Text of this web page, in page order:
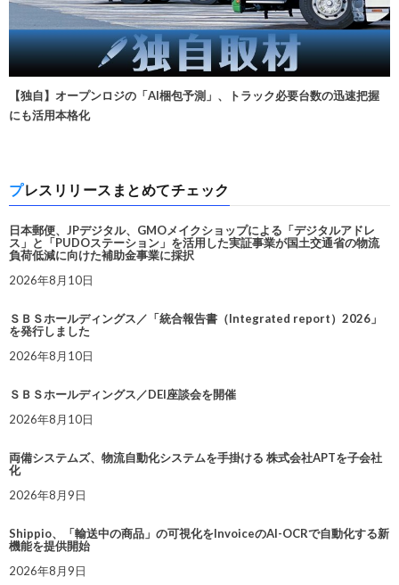
【独自】オープンロジの「AI梱包予測」、トラック必要台数の迅速把握
にも活用本格化
プレスリリースまとめてチェック
日本郵便、JPデジタル、GMOメイクショップによる「デジタルアドレ
ス」と「PUDOステーション」を活用した実証事業が国土交通省の物流
負荷低減に向けた補助金事業に採択
2026年8月10日
ＳＢＳホールディングス／「統合報告書（Integrated report）2026」
を発行しました
2026年8月10日
ＳＢＳホールディングス／DEI座談会を開催
2026年8月10日
両備システムズ、物流自動化システムを手掛ける 株式会社APTを子会社
化
2026年8月9日
Shippio、「輸送中の商品」の可視化をInvoiceのAI-OCRで自動化する新
機能を提供開始
2026年8月9日